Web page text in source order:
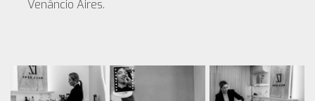
Venâncio Aires.